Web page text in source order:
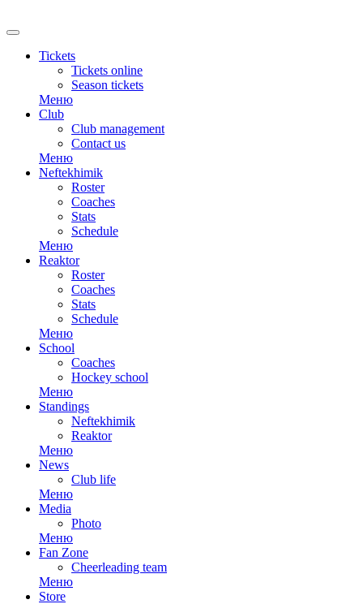
Tickets
Tickets online
Season tickets
Меню
Club
Club management
Contact us
Меню
Neftekhimik
Roster
Coaches
Stats
Schedule
Меню
Reaktor
Roster
Coaches
Stats
Schedule
Меню
School
Coaches
Hockey school
Меню
Standings
Neftekhimik
Reaktor
Меню
News
Club life
Меню
Media
Photo
Меню
Fan Zone
Cheerleading team
Меню
Store